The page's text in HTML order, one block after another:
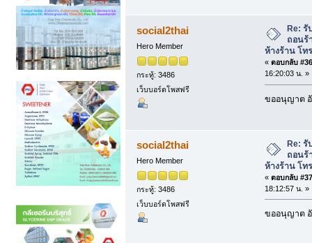
social2thai
Hero Member
กระทู้: 3486
เว็บบอร์ดโพสฟรี
Re: รั
ถอนร้
ห้างร้าน โท
« ตอบกลับ
16:20:03 น. »
ขออนุญาต
social2thai
Hero Member
กระทู้: 3486
เว็บบอร์ดโพสฟรี
Re: รั
ถอนร้
ห้างร้าน โท
« ตอบกลับ
18:12:57 น. »
ขออนุญาต